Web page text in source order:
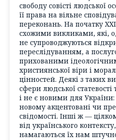
свободу совісті людської
її права на вільне
переконань. На початку ХХІ
схожими викликами, які,
не супроводжуються
переслідуванням, а
прихованими
християнської віри і
цінностей. Деякі з таких
сфери людської
і не є новими для
новому акцентовані чи
свідомості. Інші ж —
від українського
намагаються їх нам